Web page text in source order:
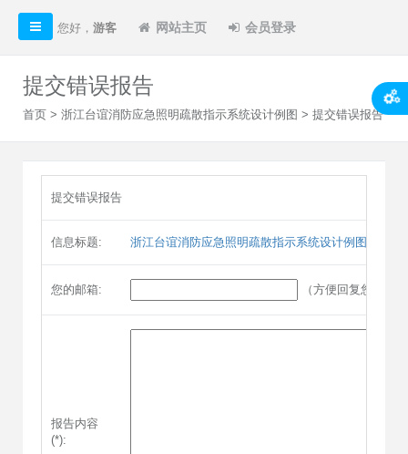
您好， 游客 网站主页 会员登录
提交错误报告
首页 > 浙江台谊消防应急照明疏散指示系统设计例图 > 提交错误报告
提交错误报告
信息标题: 浙江台谊消防应急照明疏散指示系统设计例图
您的邮箱: （方便回复您）
报告内容
(*):